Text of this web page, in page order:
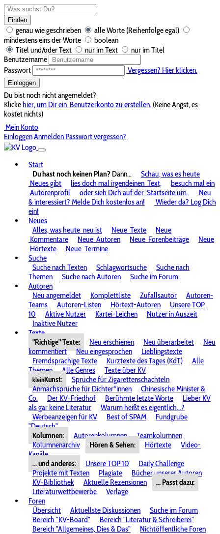
Finden
genau wie geschrieben
alle Worte (Reihenfolge egal)
mindestens eins der Worte
boolean
Titel und/oder Text
nur im Text
nur im Titel
Benutzername
Passwort
Vergessen? Hier klicken.
Einloggen
Du bist noch nicht angemeldet?
Klickehier, um Dir ein Benutzerkonto zu erstellen. (Keine Angst, es
kostet nichts)
Mein Konto
EinloggenAnmelden Passwort vergessen?
Start
Du hast noch keinen Plan? Dann...
Schau, was es heute
Neues gibt
lies doch mal irgendeinen Text,
besuch mal ein
Autorenprofil
oder sieh Dich auf der Startseite um.
Neu
& interessiert? Melde Dich kostenlos an!
Wieder da? Log Dich
ein!
Neues
Alles, was heute neu ist Neue Texte
Neue
Kommentare
Neue Autoren Neue Forenbeiträge
Neue
Hörtexte
Neue Termine
Suche
Suche nach Texten
Schlagwortsuche
Suche nach
Themen
Suche nach Autoren
Suche im Forum
Autoren
Neu angemeldet
Komplettliste Zufallsautor
Autoren-
Teams
Autoren-Listen Hörtext-Autoren
Unsere TOP
10
Aktive Nutzer Kartei-Leichen
Nutzer in Auszeit
Inaktive Nutzer
Texte
"Richtige" Texte:
Neu erschienen Neu überarbeitet
Neu
kommentiert
Neu eingesprochen
Lieblingstexte
Fremdsprachige Texte
Kurztexte des Tages (KdT)
Alle
Themen
Alle Genres Texte über KV
kleinKunst:
Sprüche für Zigarettenschachteln
Anmachsprüche für Dichter*innen
Chinesische Minister &
Co.
Der KV-Friedhof Berühmte letzte Worte
Lieber KV
als gar keine Literatur
Warum heißt es eigentlich...?
Werbeanzeigen für KV
Best of SPAM
Fundgrube
"Deutsch"
Kolumnen:
Autorenkolumnen
Teamkolumnen
Kolumnenarchiv
Hören & Sehen: Hörtexte
Video-
Kanäle
... und anderes:
Unsere TOP 10
Daily Challenge
Projekte mit Texten
Plagiate
Bücher unserer Autoren
KV-Bibliothek
Aktuelle Rezensionen
... Passt dazu:
Literaturwettbewerbe
Verlage
Foren
Übersicht
Aktuellste Diskussionen
Suche im Forum
Bereich "KV-Board"
Bereich "Literatur & Schreiberei"
Bereich "Allgemeines, Dies & Das"
Nichtöffentliche Foren